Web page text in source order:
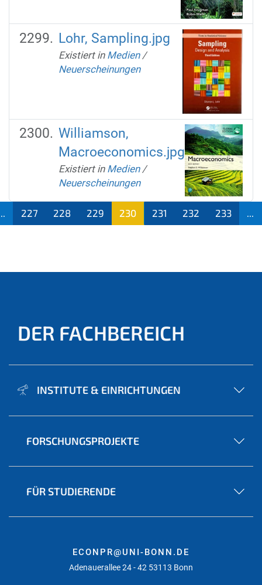
Lohr, Sampling.jpg
Existiert in Medien /
Neuerscheinungen
Williamson,
Macroeconomics.jpg
Existiert in Medien /
Neuerscheinungen
227 228 229
230
231 232 233 ...
DER FACHBEREICH
INSTITUTE & EINRICHTUNGEN
FORSCHUNGSPROJEKTE
FÜR STUDIERENDE
ECONPR@UNI-BONN.DE
Adenauerallee 24 - 42 53113 Bonn